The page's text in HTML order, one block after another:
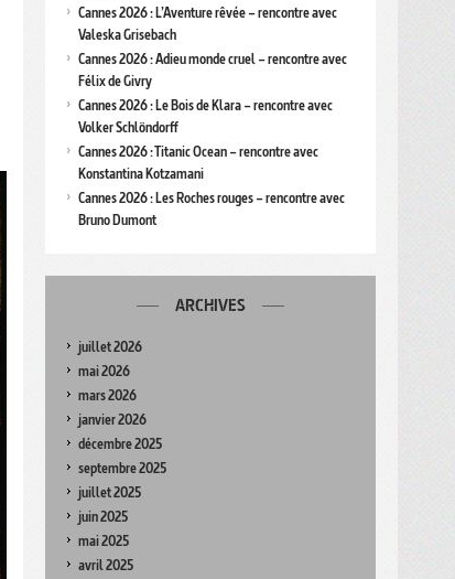
Cannes 2026 : L’Aventure rêvée – rencontre avec
Valeska Grisebach
Cannes 2026 : Adieu monde cruel – rencontre avec
Félix de Givry
Cannes 2026 : Le Bois de Klara – rencontre avec
Volker Schlöndorff
Cannes 2026 : Titanic Ocean – rencontre avec
Konstantina Kotzamani
Cannes 2026 : Les Roches rouges – rencontre avec
Bruno Dumont
ARCHIVES
juillet 2026
mai 2026
mars 2026
janvier 2026
décembre 2025
septembre 2025
juillet 2025
juin 2025
mai 2025
avril 2025